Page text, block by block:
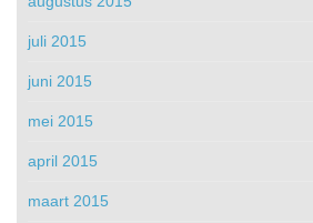
juli 2015
juni 2015
mei 2015
april 2015
maart 2015